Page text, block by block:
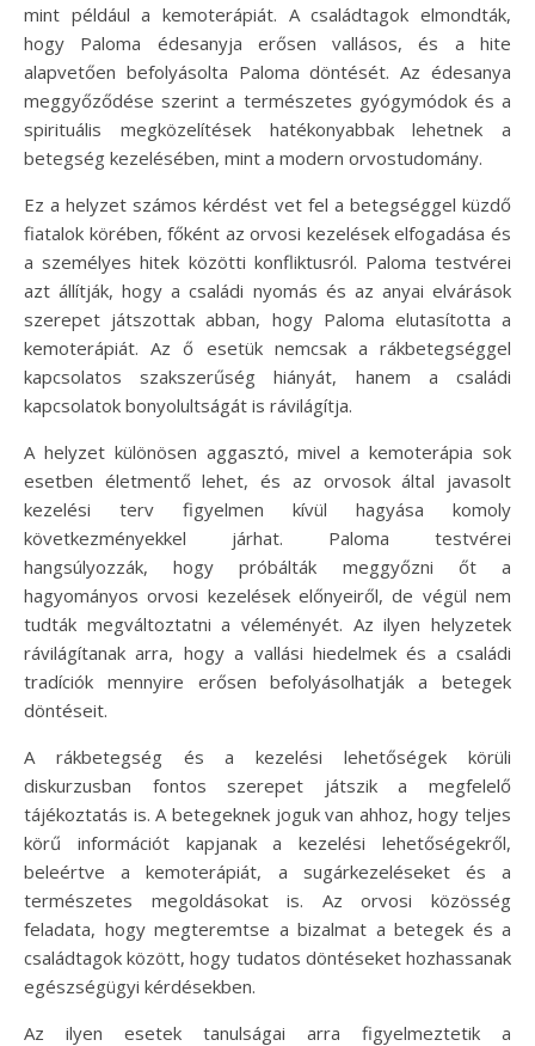
mint például a kemoterápiát. A családtagok elmondták,
hogy Paloma édesanyja erősen vallásos, és a hite
alapvetően befolyásolta Paloma döntését. Az édesanya
meggyőződése szerint a természetes gyógymódok és a
spirituális megközelítések hatékonyabbak lehetnek a
betegség kezelésében, mint a modern orvostudomány.
Ez a helyzet számos kérdést vet fel a betegséggel küzdő
fiatalok körében, főként az orvosi kezelések elfogadása és
a személyes hitek közötti konfliktusról. Paloma testvérei
azt állítják, hogy a családi nyomás és az anyai elvárások
szerepet játszottak abban, hogy Paloma elutasította a
kemoterápiát. Az ő esetük nemcsak a rákbetegséggel
kapcsolatos szakszerűség hiányát, hanem a családi
kapcsolatok bonyolultságát is rávilágítja.
A helyzet különösen aggasztó, mivel a kemoterápia sok
esetben életmentő lehet, és az orvosok által javasolt
kezelési terv figyelmen kívül hagyása komoly
következményekkel járhat. Paloma testvérei
hangsúlyozzák, hogy próbálták meggyőzni őt a
hagyományos orvosi kezelések előnyeiről, de végül nem
tudták megváltoztatni a véleményét. Az ilyen helyzetek
rávilágítanak arra, hogy a vallási hiedelmek és a családi
tradíciók mennyire erősen befolyásolhatják a betegek
döntéseit.
A rákbetegség és a kezelési lehetőségek körüli
diskurzusban fontos szerepet játszik a megfelelő
tájékoztatás is. A betegeknek joguk van ahhoz, hogy teljes
körű információt kapjanak a kezelési lehetőségekről,
beleértve a kemoterápiát, a sugárkezeléseket és a
természetes megoldásokat is. Az orvosi közösség
feladata, hogy megteremtse a bizalmat a betegek és a
családtagok között, hogy tudatos döntéseket hozhassanak
egészségügyi kérdésekben.
Az ilyen esetek tanulságai arra figyelmeztetik a